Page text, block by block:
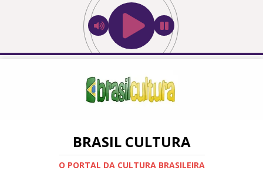
BRASIL CULTURA
O PORTAL DA CULTURA BRASILEIRA